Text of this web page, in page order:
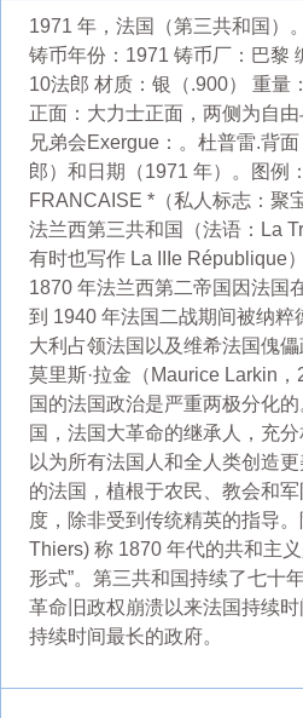
1971 年，法国（第三共和国）
铸币年份：1971 铸币厂：巴黎
10法郎 材质：银（.900） 重量
正面：大力士正面，两侧为自
兄弟会Exergue：。杜普雷.背
郎）和日期（1971 年）。图例
FRANCAISE *（私人标志：聚
法兰西第三共和国（法语：La
有时也写作 La IIIe République
1870 年法兰西第二帝国因法国
到 1940 年法国二战期间被纳粹
大利占领法国以及维希法国傀儡
莫里斯·拉金（Maurice Larkin
国的法国政治是严重两极分化
国，法国大革命的继承人，充
以为所有法国人和全人类创造
的法国，植根于农民、教会和军
度，除非受到传统精英的指导
Thiers) 称 1870 年代的共和主
形式”。第三共和国持续了七十
革命旧政权崩溃以来法国持续
持续时间最长的政府。